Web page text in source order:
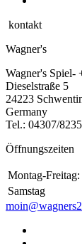
kontakt
Wagner's
Wagner's Spiel-
Dieselstraße 5
24223
Germany
Tel.: 04307/
Öffnungszeiten
Montag-Freitag:
Samstag